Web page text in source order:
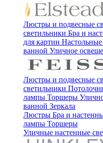
Люстры и подвесные
светильники Бра и
для картин
ванной Уличное
Люстры и подвесные
светильники
лампы Торшеры
ванной Зеркала
Люстры Бра и
лампы Торшеры
Уличные настенные